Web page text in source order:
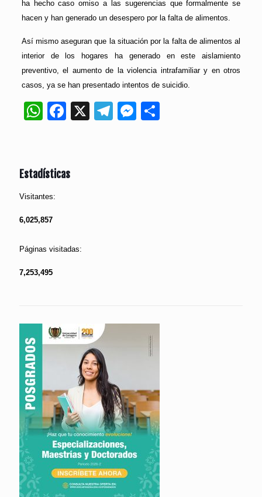
ha hecho caso omiso a las sugerencias que formalmente se
hacen y han generado un desespero por la falta de alimentos.
Así mismo aseguran que la situación por la falta de alimentos al
interior de los hogares ha generado en este aislamiento
preventivo, el aumento de la violencia intrafamiliar y en otros
casos, ya se han presentado intentos de suicidio.
WhatsApp
Facebook
X Telegram
Messenger
Estadísticas
Visitantes:
6,025,857
Páginas visitadas:
7,253,495